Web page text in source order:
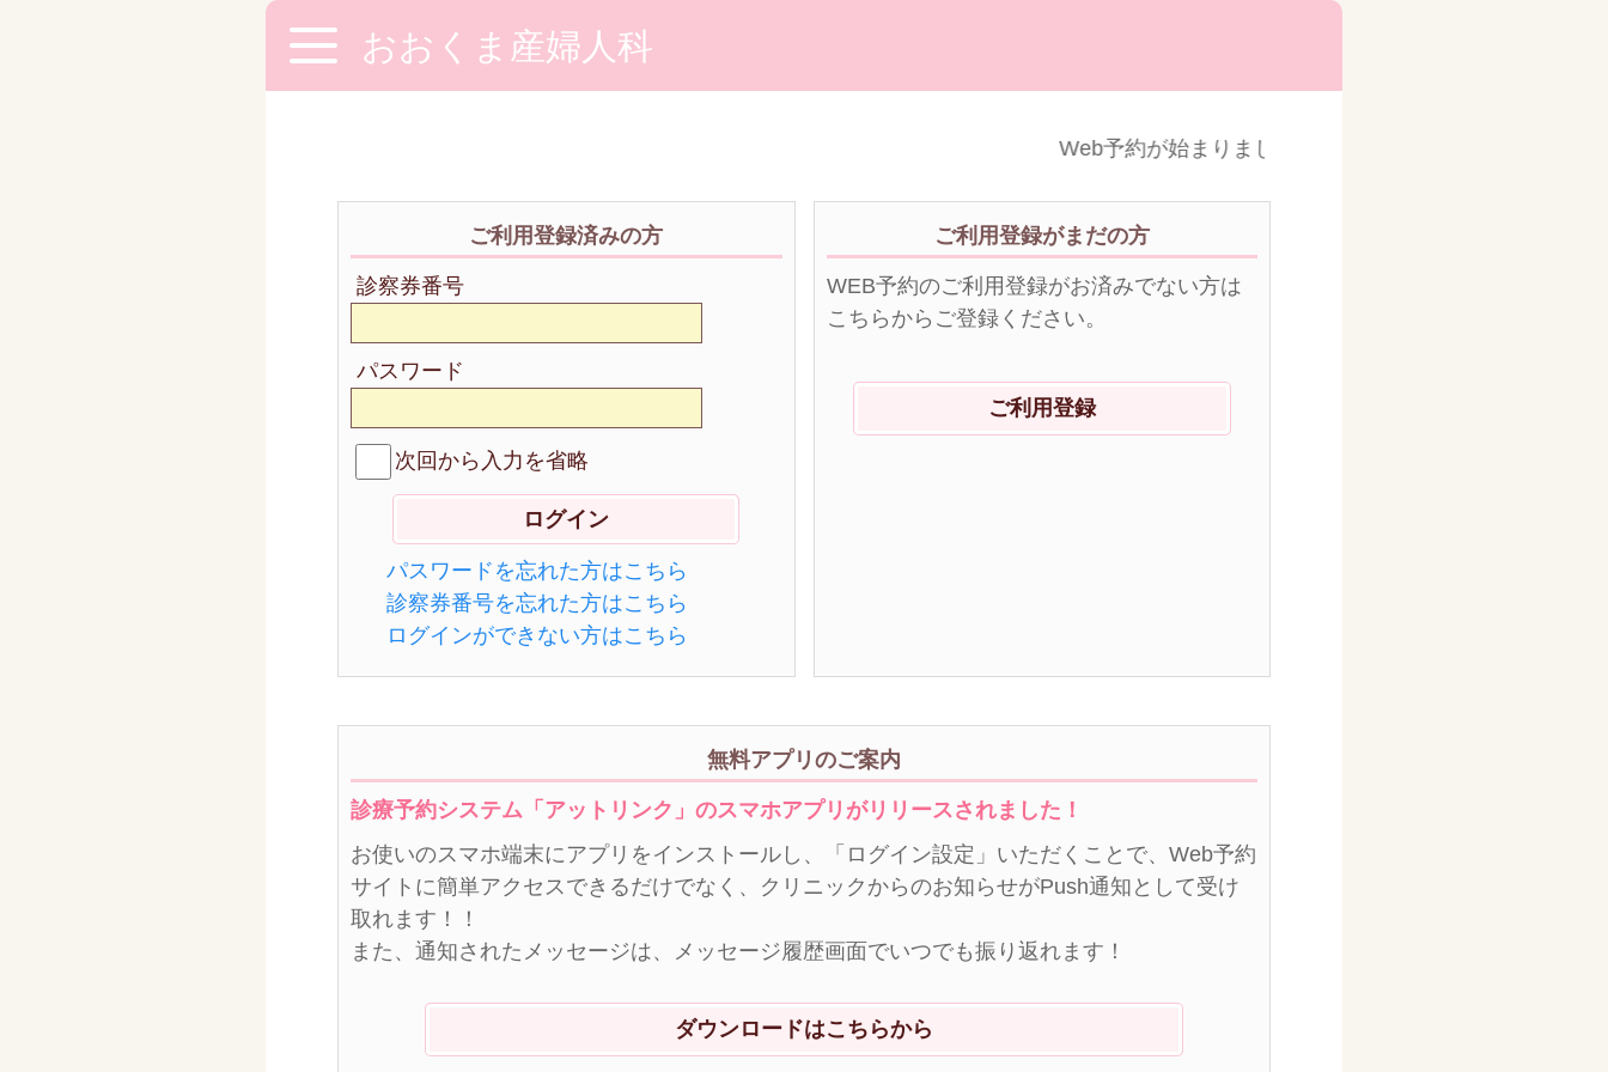
おおくま産婦人科
Web予約が始まりました!! 妊婦様向けの育児指導に関
ご利用登録済みの方
診察券番号
パスワード
次回から入力を省略
パスワードを忘れた方はこちら
診察券番号を忘れた方はこちら
ログインができない方はこちら
ご利用登録がまだの方
WEB予約のご利用登録がお済みでない方は
こちらからご登録ください。
ご利用登録
無料アプリのご案内
診療予約システム「アットリンク」のスマホアプリがリリースされました！
お使いのスマホ端末にアプリをインストールし、「ログイン設定」いただくことで、Web予約
サイトに簡単アクセスできるだけでなく、クリニックからのお知らせがPush通知として受け
取れます！！
また、通知されたメッセージは、メッセージ履歴画面でいつでも振り返れます！
ダウンロードはこちらから